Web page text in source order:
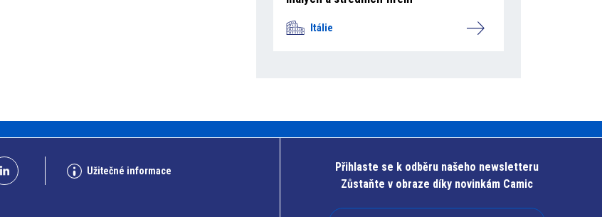
Itálie
Užitečné informace
Přihlaste se k odběru našeho newsletteru
Zůstaňte v obraze díky novinkám Camic